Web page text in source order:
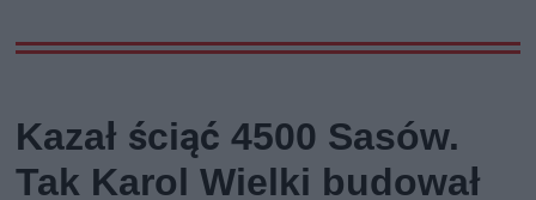
Kazał ściąć 4500 Sasów.
Tak Karol Wielki budował